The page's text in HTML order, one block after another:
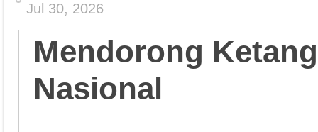
Jul 30, 2026
Mendorong
Nasional